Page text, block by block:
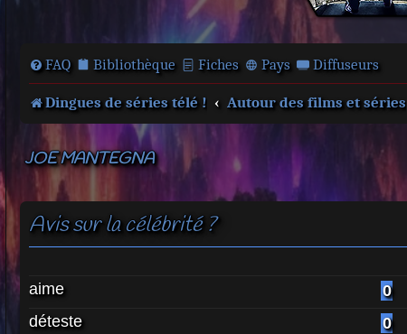
FAQ Bibliothèque Fiches Pays Diffuseurs
Dingues de séries télé ! Autour des films et séries
JOE MANTEGNA
Avis sur la célébrité ?
aime 0
déteste
0